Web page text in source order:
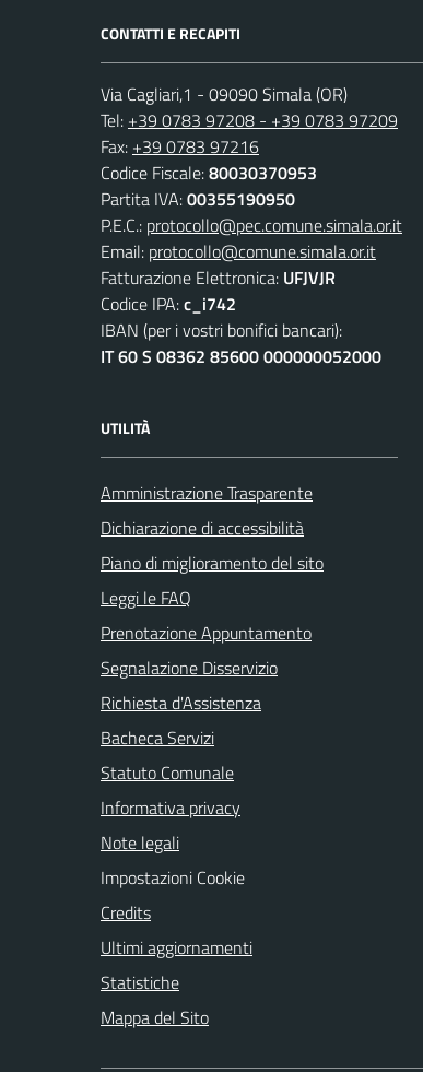
CONTATTI E RECAPITI
Via Cagliari,1 - 09090 Simala (OR)
Tel: +39 0783 97208 - +39 0783 97209
Fax: +39 0783 97216
Codice Fiscale:80030370953
Partita IVA:00355190950
P.E.C.: protocollo@pec.comune.simala.or.it
Email: protocollo@comune.simala.or.it
Fatturazione Elettronica: UFJVJR
Codice IPA:c_i742
IBAN (per i vostri bonifici bancari):
IT 60 S 08362 85600 000000052000
UTILITÀ
Amministrazione Trasparente
Dichiarazione di accessibilità
Piano di miglioramento del sito
Leggi le FAQ
Prenotazione Appuntamento
Segnalazione Disservizio
Richiesta d'Assistenza
Bacheca Servizi
Statuto Comunale
Informativa privacy
Note legali
Impostazioni Cookie
Credits
Ultimi aggiornamenti
Statistiche
Mappa del Sito